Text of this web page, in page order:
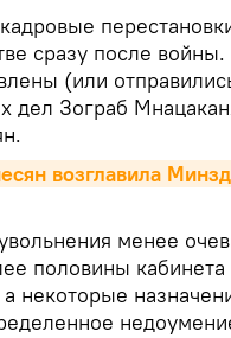
сразу после
(или
дел Зограб
возглавила
менее
половины
некоторые